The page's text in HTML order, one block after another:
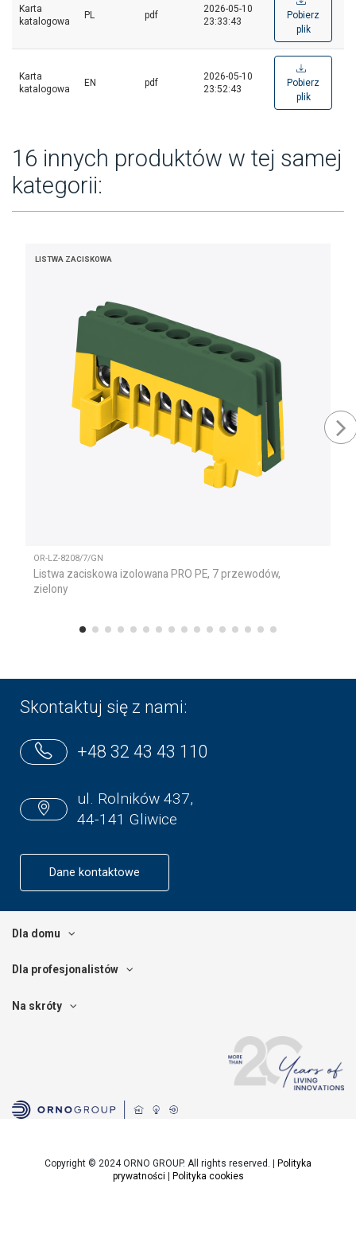
Karta
katalogowa
PL pdf
2026-05-10
23:33:43
Pobierz
plik
Karta
katalogowa
EN pdf
2026-05-10
23:52:43
Pobierz
plik
16 innych produktów w tej samej
kategorii:
LISTWA ZACISKOWA
OR-LZ-8208/7/GN
Listwa zaciskowa izolowana PRO PE, 7 przewodów,
zielony
Skontaktuj się z nami:
+48 32 43 43 110
ul. Rolników 437,
44-141 Gliwice
Dane kontaktowe
Dla domu
Dla profesjonalistów
Na skróty
Copyright © 2024 ORNO GROUP. All rights reserved. |
Polityka
prywatności
Polityka cookies